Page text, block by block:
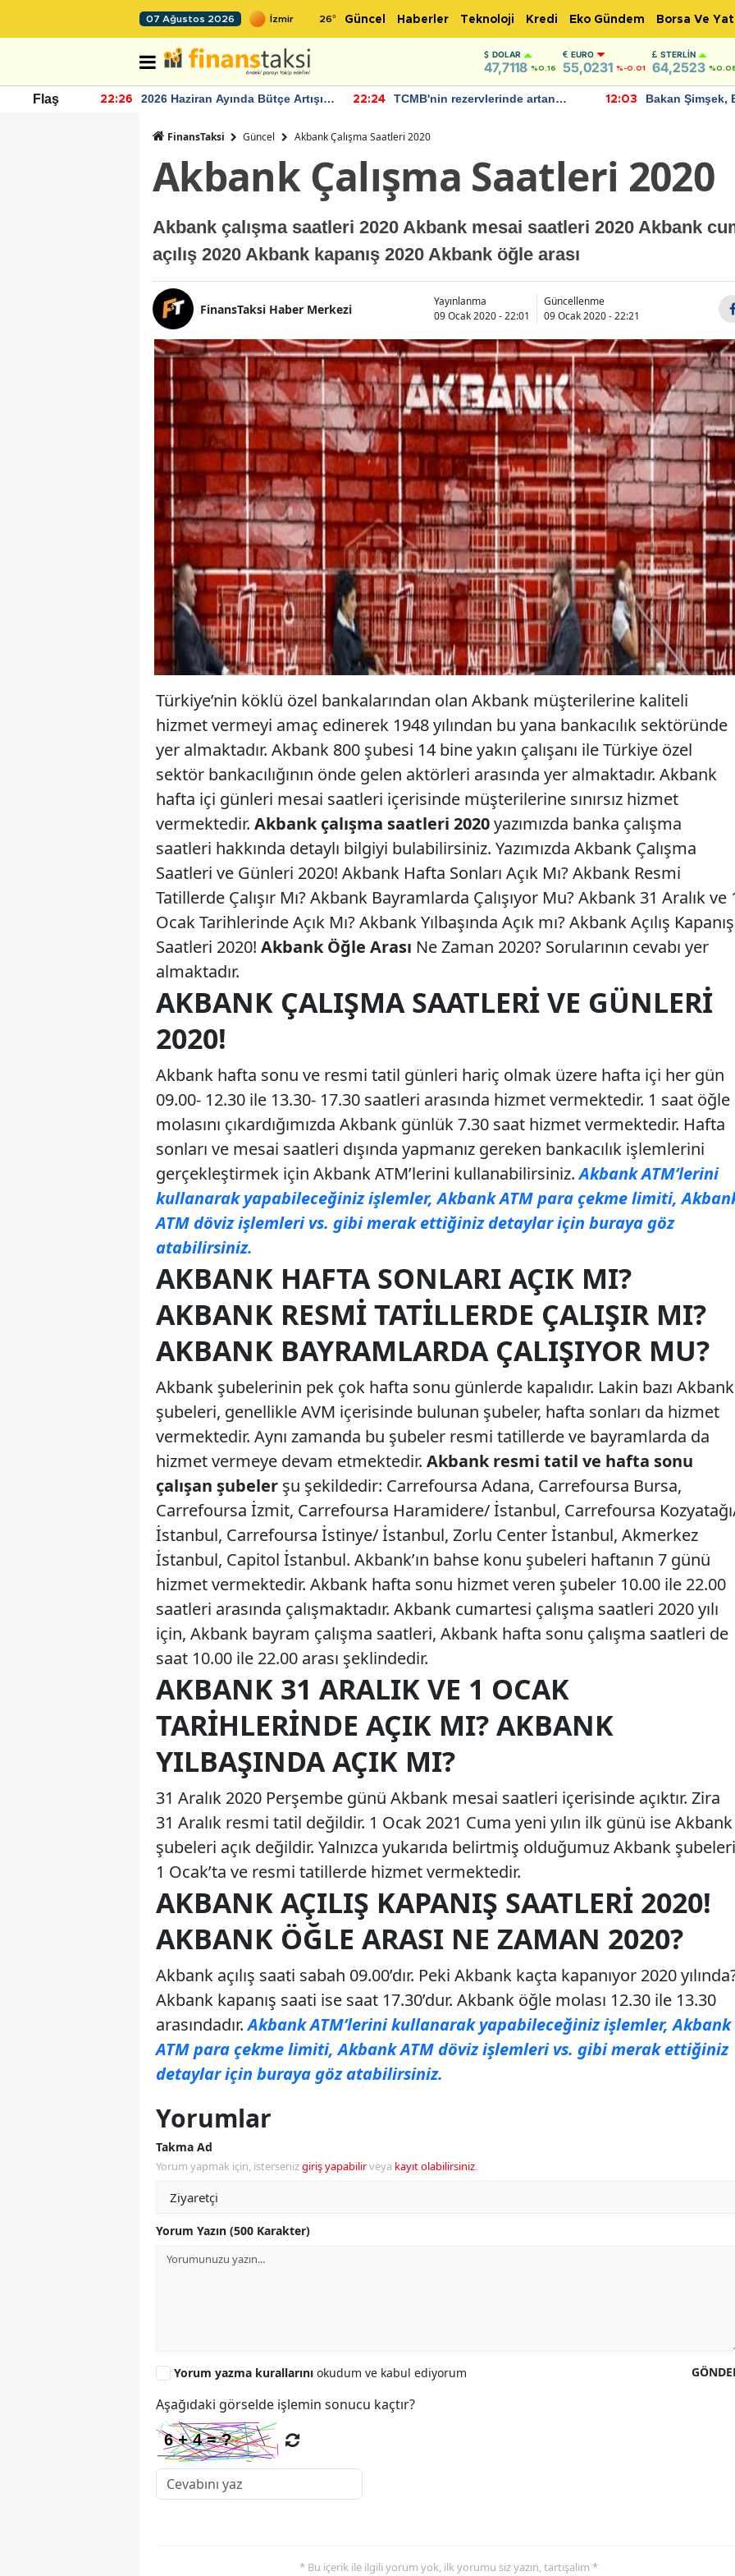
07 Ağustos 2026 26° Güncel Haberler Teknoloji Kredi Eko Gündem Borsa Ve
DOLAR
47,7118 %0.16
EURO
55,0231 %-0.01
STERLIN
64,2523
Flaş 22:26
2026 Haziran Ayında Bütçe Artışı
22:24
TCMB'nin rezervlerinde artan
12:03
Bakan Şimşek,
FinansTaksi Güncel Akbank Çalışma Saatleri 2020
Akbank Çalışma Saatleri 2020
Akbank çalışma saatleri 2020 Akbank mesai saatleri 2020 Akbank
açılış 2020 Akbank kapanış 2020 Akbank öğle arası
FinansTaksi Haber Merkezi
Yayınlanma
09 Ocak 2020 - 22:01
Güncellenme
09 Ocak 2020 - 22:21
Türkiye’nin köklü özel bankalarından olan Akbank müşterilerine kaliteli
hizmet vermeyi amaç edinerek 1948 yılından bu yana bankacılık sektöründe
yer almaktadır. Akbank 800 şubesi 14 bine yakın çalışanı ile Türkiye özel
sektör bankacılığının önde gelen aktörleri arasında yer almaktadır. Akbank
hafta içi günleri mesai saatleri içerisinde müşterilerine sınırsız hizmet
vermektedir. Akbank çalışma saatleri 2020yazımızda banka çalışma
saatleri hakkında detaylı bilgiyi bulabilirsiniz. Yazımızda Akbank Çalışma
Saatleri ve Günleri 2020! Akbank Hafta Sonları Açık Mı? Akbank Resmi
Tatillerde Çalışır Mı? Akbank Bayramlarda Çalışıyor Mu? Akbank 31 Aralık ve
Ocak Tarihlerinde Açık Mı? Akbank Yılbaşında Açık mı? Akbank Açılış Kapanış
Saatleri 2020! Akbank Öğle Arası Ne Zaman 2020? Sorularının cevabı yer
almaktadır.
AKBANK ÇALIŞMA SAATLERI VE GÜNLERI
2020!
Akbank hafta sonu ve resmi tatil günleri hariç olmak üzere hafta içi her gün
09.00- 12.30 ile 13.30- 17.30 saatleri arasında hizmet vermektedir. 1 saat öğle
molasını çıkardığımızda Akbank günlük 7.30 saat hizmet vermektedir. Hafta
sonları ve mesai saatleri dışında yapmanız gereken bankacılık işlemlerini
gerçekleştirmek için Akbank ATM’lerini kullanabilirsiniz.Akbank ATM’lerini
kullanarak yapabileceğiniz işlemler, Akbank ATM para çekme limiti,
ATM döviz işlemleri vs. gibi merak ettiğiniz detaylar için buraya göz
atabilirsiniz.
AKBANK HAFTA SONLARI AÇIK MI?
AKBANK RESMI TATILLERDE ÇALIŞIR MI?
AKBANK BAYRAMLARDA ÇALIŞIYOR MU?
Akbank şubelerinin pek çok hafta sonu günlerde kapalıdır. Lakin bazı Akbank
şubeleri, genellikle AVM içerisinde bulunan şubeler, hafta sonları da hizmet
vermektedir. Aynı zamanda bu şubeler resmi tatillerde ve bayramlarda da
hizmet vermeye devam etmektedir. Akbank resmi tatil ve hafta sonu
çalışan şubeler şu şekildedir: Carrefoursa Adana, Carrefoursa Bursa,
Carrefoursa İzmit, Carrefoursa Haramidere/ İstanbul, Carrefoursa
İstanbul, Carrefoursa İstinye/ İstanbul, Zorlu Center İstanbul, Akmerkez
İstanbul, Capitol İstanbul. Akbank’ın bahse konu şubeleri haftanın 7 günü
hizmet vermektedir. Akbank hafta sonu hizmet veren şubeler 10.00 ile 22.00
saatleri arasında çalışmaktadır. Akbank cumartesi çalışma saatleri 2020 yılı
için, Akbank bayram çalışma saatleri, Akbank hafta sonu çalışma saatleri de
saat 10.00 ile 22.00 arası şeklindedir.
AKBANK 31 ARALIK VE 1 OCAK
TARIHLERINDE AÇIK MI? AKBANK
YILBAŞINDA AÇIK MI?
31 Aralık 2020 Perşembe günü Akbank mesai saatleri içerisinde açıktır. Zira
31 Aralık resmi tatil değildir. 1 Ocak 2021 Cuma yeni yılın ilk günü ise Akbank
şubeleri açık değildir. Yalnızca yukarıda belirtmiş olduğumuz Akbank şubeleri
1 Ocak’ta ve resmi tatillerde hizmet vermektedir.
AKBANK AÇILIŞ KAPANIŞ SAATLERI 2020!
AKBANK ÖĞLE ARASI NE ZAMAN 2020?
Akbank açılış saati sabah 09.00’dır. Peki Akbank kaçta kapanıyor 2020
Akbank kapanış saati ise saat 17.30’dur. Akbank öğle molası 12.30 ile 13.30
arasındadır.Akbank ATM’lerini kullanarak yapabileceğiniz işlemler, Akbank
ATM para çekme limiti, Akbank ATM döviz işlemleri vs. gibi merak ettiğiniz
detaylar için buraya göz atabilirsiniz.
Yorumlar
Takma Ad
Yorum yapmak için, istersenizgiriş yapabilirveya kayıt olabilirsiniz.
Yorum Yazın (500 Karakter)
Yorum yazma kurallarını okudum ve kabul ediyorum
Aşağıdaki görselde işlemin sonucu kaçtır?
* Bu içerik ile ilgili yorum yok, ilk yorumu siz yazın, tartışalım *